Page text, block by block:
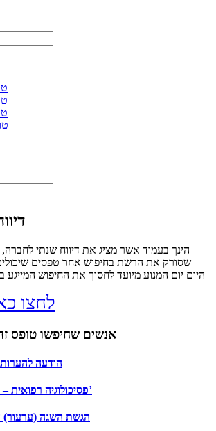
הינך בעמוד אשר מציג את דיווח שנתי לחברה,
שסורק את הרשת בחיפוש אחר טפסים
היום יום המנוע מיועד לחסוך את החיפוש
לחצו
אנשים שחיפשו טופס זה
הודעה
פסיכולוגיה רפואית – טופס ריכוז נתוני חו”ל’
הגשת השגה (ערעור)